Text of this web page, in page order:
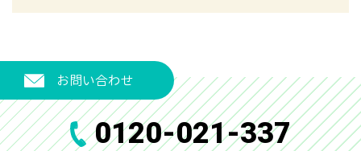
お問い合わせ
0120-021-337